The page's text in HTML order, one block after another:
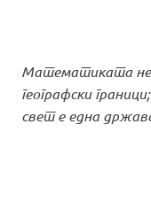
Математиката не
географски
свет е една